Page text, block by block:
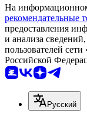
На
рекомендательные
предоставления
и анализа
пользователей
Российской
Русский